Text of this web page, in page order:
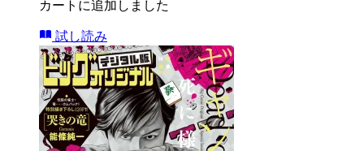
カートに追加しました
試し読み